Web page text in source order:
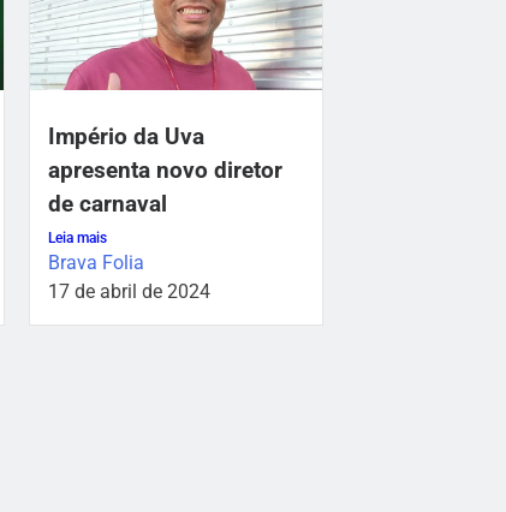
Império da Uva
apresenta novo diretor
de carnaval
Leia mais
Brava Folia
17 de abril de 2024